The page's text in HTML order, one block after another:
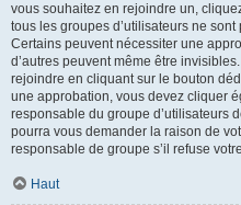
vous souhaitez en rejoindre un,
tous les groupes d’utilisateurs ne
Certains peuvent nécessiter une
d’autres peuvent même être
rejoindre en cliquant sur le bouton
une approbation, vous devez cliquer
responsable du groupe d’utilisateurs
pourra vous demander la raison de
responsable de groupe s’il refuse
Haut